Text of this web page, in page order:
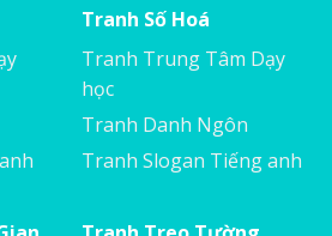
Tranh Số Hoá
Tranh Trung Tâm Dạy
học
Tranh Danh Ngôn
Tranh Slogan Tiếng anh